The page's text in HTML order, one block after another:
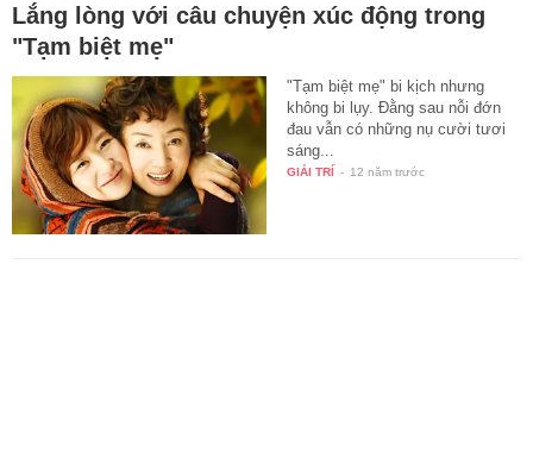
Lắng lòng với câu chuyện xúc động trong
"Tạm biệt mẹ"
"Tạm biệt mẹ" bi kịch nhưng
không bi lụy. Đằng sau nỗi đớn
đau vẫn có những nụ cười tươi
sáng...
GIẢI TRÍ - 12 năm trước